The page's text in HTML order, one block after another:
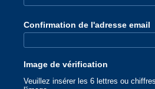
Confirmation de l'adresse email
Image de vérification
Veuillez insérer les 6 lettres ou